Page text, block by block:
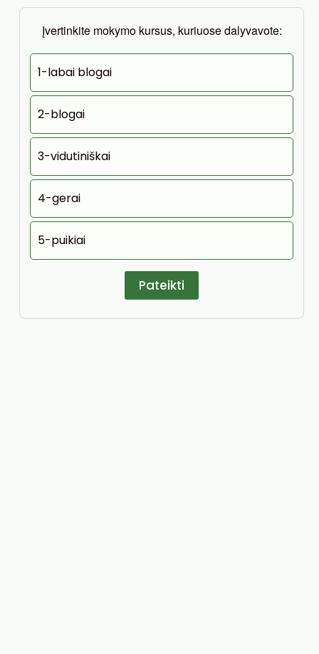
Įvertinkite mokymo kursus, kuriuose dalyvavote:
1-labai blogai
2-blogai
3-vidutiniškai
4-gerai
5-puikiai